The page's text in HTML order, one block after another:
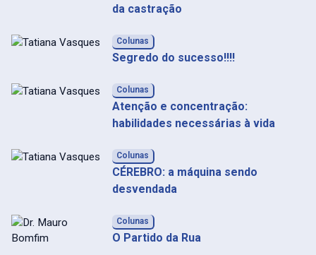
da castração
Colunas
Segredo do sucesso!!!!
Colunas
Atenção e concentração:
habilidades necessárias à vida
Colunas
CÉREBRO: a máquina sendo
desvendada
Colunas
O Partido da Rua